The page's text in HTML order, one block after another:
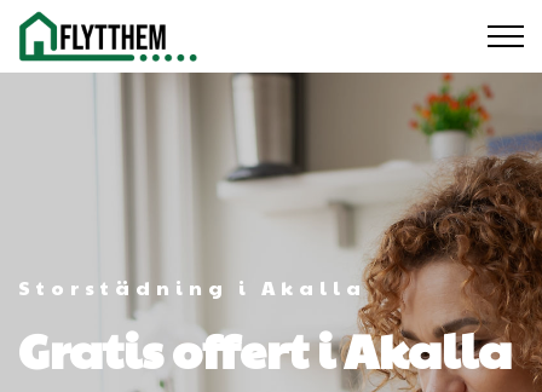
Storstädning i Akalla
Gratis offert i Akalla